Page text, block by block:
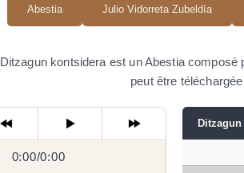
Abestia Julio Vidorreta Zubeldía
Ditzagun kontsidera est un Abestia
peut être
0:00/
0:00/0:00